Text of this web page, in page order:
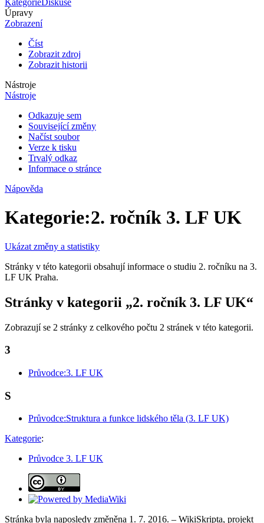
Úpravy
Zobrazení
Číst
Zobrazit zdroj
Zobrazit historii
Nástroje
Nástroje
Odkazuje sem
Související změny
Načíst soubor
Verze k tisku
Trvalý odkaz
Informace o stránce
Nápověda
Kategorie:2. ročník 3. LF UK
Ukázat změny a statistiky
Stránky v této kategorii obsahují informace o studiu 2. ročníku na 3.
LF UK Praha.
Stránky v kategorii „2. ročník 3. LF UK“
Zobrazují se 2 stránky z celkového počtu 2 stránek v této kategorii.
3
Průvodce:3. LF UK
S
Průvodce:Struktura a funkce lidského těla (3. LF UK)
Kategorie:
Průvodce 3. LF UK
Stránka byla naposledy změněna 1. 7. 2016. – WikiSkripta, projekt